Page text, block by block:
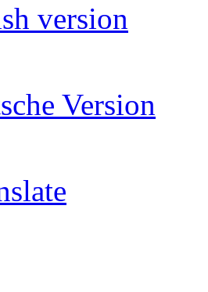
version
Version